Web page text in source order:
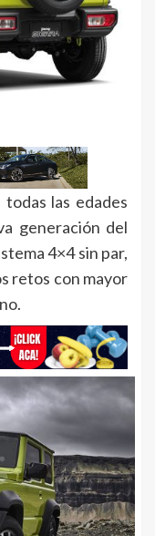
las edades
generación del
4×4 sin par,
retos con mayor